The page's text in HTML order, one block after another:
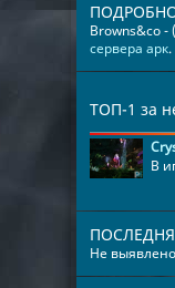
Browns&co -
сервера арк.
ТОП-1 за
В
Не